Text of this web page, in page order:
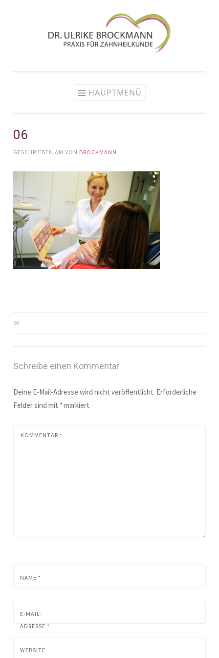
HAUPTMENÜ
06
GESCHRIEBEN AM VON BROCKMANN
Beitragsnavigation
06
Schreibe einen Kommentar
Deine E-Mail-Adresse wird nicht veröffentlicht. Erforderliche
Felder sind mit *markiert
KOMMENTAR *
NAME *
E-MAIL-
ADRESSE *
WEBSITE